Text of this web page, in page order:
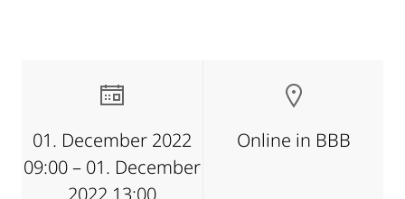
01. December 2022
09:00 – 01. December
2022 13:00
Online in BBB